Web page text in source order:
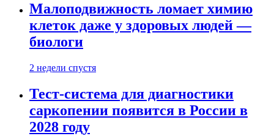
Малоподвижность ломает химию
клеток даже у здоровых людей —
биологи
2 недели спустя
Тест-система для диагностики
саркопении появится в России в
2028 году